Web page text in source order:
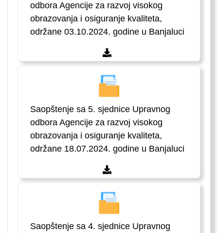
odbora Agencije za razvoj visokog
obrazovanja i osiguranje kvaliteta,
održane 03.10.2024. godine u Banjaluci
Saopštenje sa 5. sjednice Upravnog
odbora Agencije za razvoj visokog
obrazovanja i osiguranje kvaliteta,
održane 18.07.2024. godine u Banjaluci
Saopštenje sa 4. sjednice Upravnog